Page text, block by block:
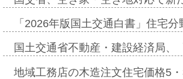
「2026年版国土交通白書」住宅
国土交通省不動産・建設経済局
地域工務店の木造注文住宅価格5